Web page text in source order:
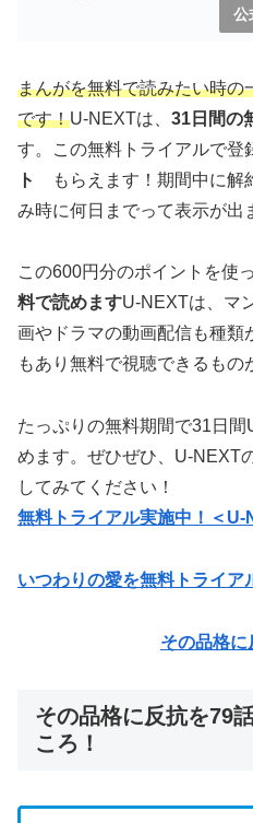
公
まんがを無料で読みたい時
です！U-NEXTは、 31日間の
す。この無料トライアルで登
ト
もらえます！期間中に解
み時に何日までって表示が出
この600円分のポイントを使
料で読めますU-NEXTは、マ
画やドラマの動画配信も種類
もあり無料で視聴できるもの
たっぷりの無料期間で31日
めます。ぜひぜひ、U-NEXT
してみてください！
無料トライアル実施中！＜U-
いつわりの愛を無料トライア
その品格に
その品格に反抗を79
ころ！